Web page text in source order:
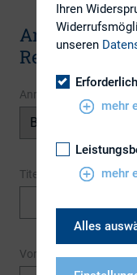
Anmeldung
Anrede
Titel
Vorname
Ihren
unseren
mehr
mehr
Alles